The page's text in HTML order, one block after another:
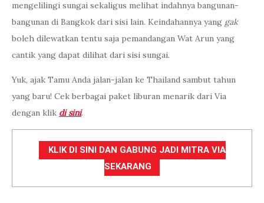
mengelilingi sungai sekaligus melihat indahnya bangunan-
bangunan di Bangkok dari sisi lain. Keindahannya yang gak
boleh dilewatkan tentu saja pemandangan Wat Arun yang
cantik yang dapat dilihat dari sisi sungai.
Yuk, ajak Tamu Anda jalan-jalan ke Thailand sambut tahun
yang baru! Cek berbagai paket liburan menarik dari Via
dengan klik di sini.
KLIK DI SINI DAN GABUNG JADI MITRA VIA
SEKARANG